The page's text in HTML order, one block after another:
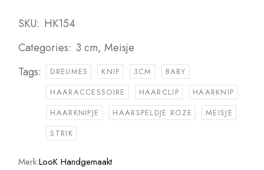
SKU: HK154
Categories: 3 cm,Meisje
Tags:
DREUMES KNIP 3CM
BABY
HAARACCESSOIRE
HAARCLIP
HAARKNIP
HAARKNIPJE
HAARSPELDJE ROZE
MEISJE
STRIK
Merk:LooK Handgemaakt